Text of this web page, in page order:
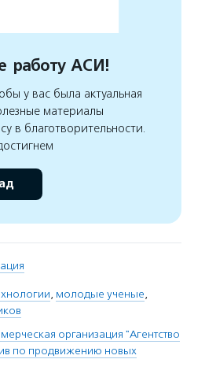
работу АСИ!
у вас была актуальная
материалы
в благотворительности.
, молодые ученые,
организация "Агентство
по продвижению новых